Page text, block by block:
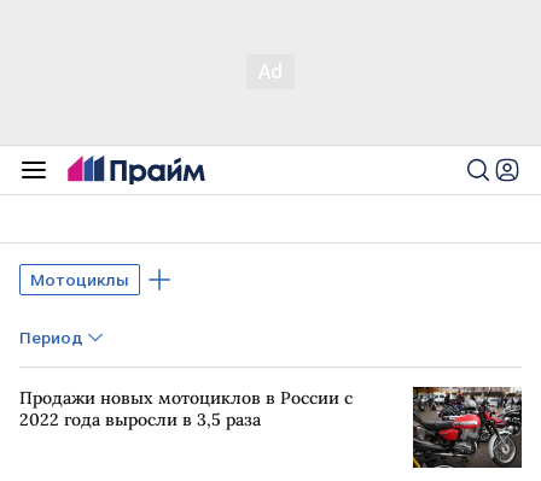
Мотоциклы
Период
Продажи новых мотоциклов в России с
2022 года выросли в 3,5 раза